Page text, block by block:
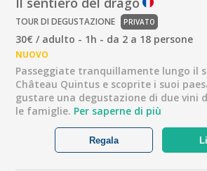
TOUR DI DEGUSTAZIONE PRIVATO
30€ / adulto - 1h - da 2 a 18 persone
NUOVO
Passeggiate tranquillamente lungo il
Château Quintus e scoprite i suoi
gustare una degustazione di due vini
le famiglie. Per saperne di più
Regala